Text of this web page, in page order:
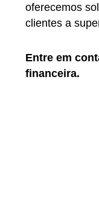
oferecemos
clientes a
Entre em
financeira.